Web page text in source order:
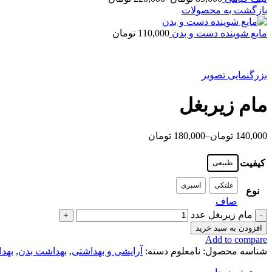
بازگشت به محصولات
مایع شوینده دست و بدن 110,000 تومان
بزرگنمایی تصویر
مام زیربغل
140,000 تومان–
180,000 تومان
کیفیت طبیعی
نوع
غلتکی اسپری
صاف
مام زیربغل عدد
افزودن به سبد خرید
Add to compare
شناسه محصول: نامعلوم دسته: آرایشی و بهداشتی, بهداشت بدن,